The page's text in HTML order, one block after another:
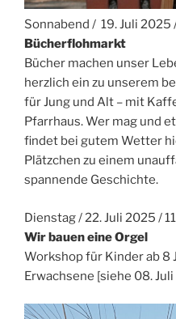
Sonnabend / 19. Juli 2025
Bücherflohmarkt
Bücher machen unser
herzlich ein zu unserem
für Jung und Alt – mit
Pfarrhaus. Wer mag und
findet bei gutem Wetter
Plätzchen zu einem
spannende Geschichte.
Dienstag / 22. Juli 2025 /
Wir bauen eine Orgel
Workshop für Kinder ab 8
Erwachsene [siehe 08.